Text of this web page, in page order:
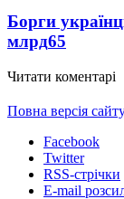
Борги
млрд65
Читати коментарі
Повна версія
Facebook
Twitter
RSS-стрічки
E-mail